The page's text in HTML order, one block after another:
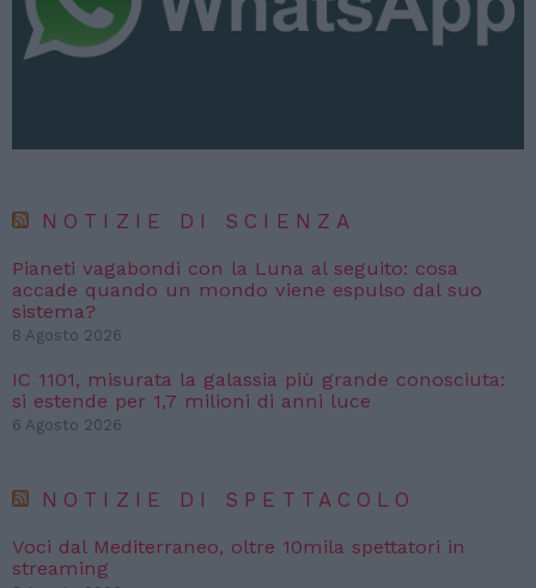
NOTIZIE DI SCIENZA
Pianeti vagabondi con la Luna al seguito: cosa
accade quando un mondo viene espulso dal suo
sistema?
8 Agosto 2026
IC 1101, misurata la galassia più grande conosciuta:
si estende per 1,7 milioni di anni luce
6 Agosto 2026
NOTIZIE DI SPETTACOLO
Voci dal Mediterraneo, oltre 10mila spettatori in
streaming